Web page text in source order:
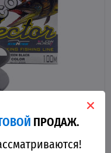
100м 0,32мм *
ПРОДАЖ.